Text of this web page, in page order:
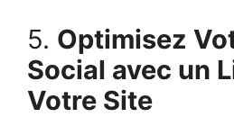
5. Optimisez
Social avec un
Votre Site